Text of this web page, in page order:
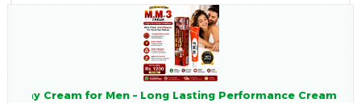
Delay Cream for Men – Long Lasting Performance Cream